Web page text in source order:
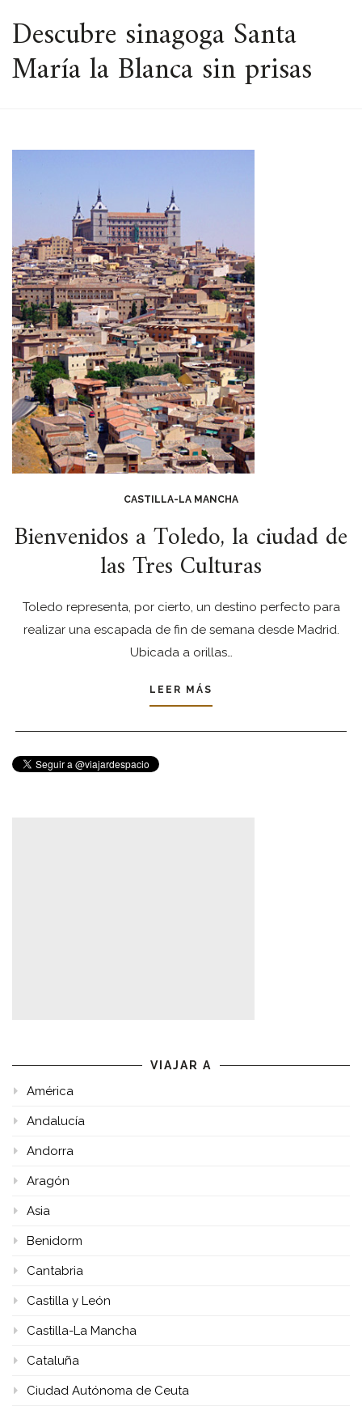
ESPACIO
Descubre sinagoga Santa
María la Blanca sin prisas
CASTILLA-LA MANCHA
Bienvenidos a Toledo, la ciudad de
las Tres Culturas
Toledo representa, por cierto, un destino perfecto para
realizar una escapada de fin de semana desde Madrid.
Ubicada a orillas…
LEER MÁS
VIAJAR A
América
Andalucía
Andorra
Aragón
Asia
Benidorm
Cantabria
Castilla y León
Castilla-La Mancha
Cataluña
Ciudad Autónoma de Ceuta